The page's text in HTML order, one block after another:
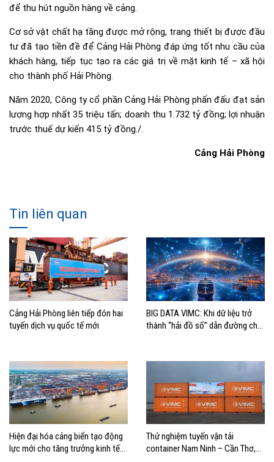
để thu hút nguồn hàng về cảng.
Cơ sở vật chất hạ tầng được mở rộng, trang thiết bị được đầu
tư đã tạo tiền đề để Cảng Hải Phòng đáp ứng tốt nhu cầu của
khách hàng, tiếp tục tạo ra các giá trị về mặt kinh tế – xã hội
cho thành phố Hải Phòng.
Năm 2020, Công ty cổ phần Cảng Hải Phòng phấn đấu đạt sản
lượng hợp nhất 35 triệu tấn; doanh thu 1.732 tỷ đồng; lợi nhuận
trước thuế dự kiến 415 tỷ đồng./.
Cảng Hải Phòng
Tin liên quan
Cảng Hải Phòng liên tiếp đón hai
tuyến dịch vụ quốc tế mới
BIG DATA VIMC: Khi dữ liệu trở
thành “hải đồ số” dẫn đường cho
Hiện đại hóa cảng biển tạo động
lực mới cho tăng trưởng kinh tế
Thử nghiệm tuyến vận tải
container Nam Ninh – Cần Thơ,